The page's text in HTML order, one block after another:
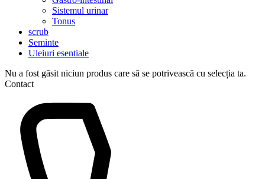
Sistemul urinar
Tonus
scrub
Seminte
Uleiuri esentiale
Nu a fost găsit niciun produs care să se potrivească cu selecția ta.
Contact